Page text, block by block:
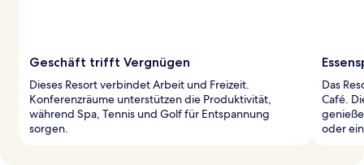
Geschäft trifft Vergnügen
Dieses Resort verbindet Arbeit und Freizeit.
Konferenzräume unterstützen die Produktivität,
während Spa, Tennis und Golf für Entspannung
sorgen.
Das
Café.
oder